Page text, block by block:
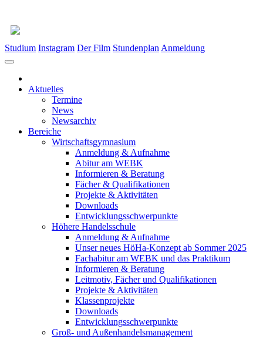
Studium Instagram Der Film Stundenplan Anmeldung
Aktuelles
Termine
News
Newsarchiv
Bereiche
Wirtschaftsgymnasium
Anmeldung & Aufnahme
Abitur am WEBK
Informieren & Beratung
Fächer & Qualifikationen
Projekte & Aktivitäten
Downloads
Entwicklungsschwerpunkte
Höhere Handelsschule
Anmeldung & Aufnahme
Unser neues HöHa-Konzept ab Sommer 2025
Fachabitur am WEBK und das Praktikum
Informieren & Beratung
Leitmotiv, Fächer und Qualifikationen
Projekte & Aktivitäten
Klassenprojekte
Downloads
Entwicklungsschwerpunkte
Groß- und Außenhandelsmanagement